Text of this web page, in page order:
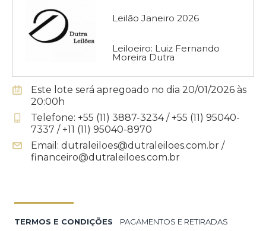
Leilão Janeiro 2026
Leiloeiro: Luiz Fernando
Moreira Dutra
Este lote será apregoado no dia 20/01/2026 às
20:00h
Telefone: +55 (11) 3887-3234 / +55 (11) 95040-
7337 / +11 (11) 95040-8970
Email: dutraleiloes@dutraleiloes.com.br /
financeiro@dutraleiloes.com.br
TERMOS E CONDIÇÕES PAGAMENTOS E RETIRADAS